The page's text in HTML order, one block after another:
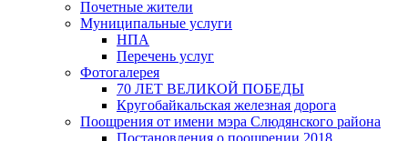
Почетные жители
Муниципальные услуги
НПА
Перечень услуг
Фотогалерея
70 ЛЕТ ВЕЛИКОЙ ПОБЕДЫ
Кругобайкальская железная дорога
Поощрения от имени мэра Слюдянского района
Постановления о поощрении 2018